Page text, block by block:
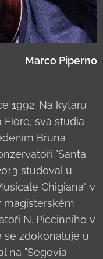
Marco Piperno
1992. Na kytaru
svá studia
Bruna
"Santa
studoval u
Chigiana" v
magisterském
N. Piccinniho v
se zdokonaluje u
na "Segovia